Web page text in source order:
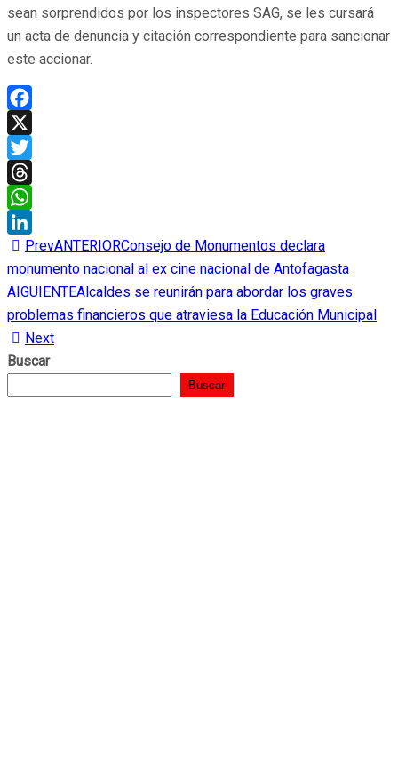
sean sorprendidos por los inspectores SAG, se les cursará
un acta de denuncia y citación correspondiente para sancionar
este accionar.
Facebook
X
Twitter
Threads
WhatsApp
LinkedIn
PrevANTERIORConsejo de Monumentos declara
monumento nacional al ex cine nacional de Antofagasta
AIGUIENTEAlcaldes se reunirán para abordar los graves
problemas financieros que atraviesa la Educación Municipal
Next
Buscar
Buscar